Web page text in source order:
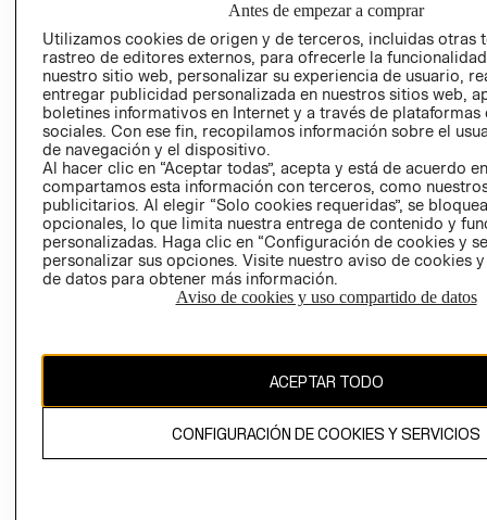
AVISO DE
COOKIES
LIBRO DE
Ecuador ($)
CAMBIAR REGIÓN
El contenido de esta página web está protegido por copyright y es
Antes de empezar a comprar
Utilizamos cookies de origen y de terceros, incluidas otras
rastreo de editores externos, para ofrecerle la
nuestro sitio web, personalizar su experiencia de usuario,
entregar publicidad personalizada en nuestros sitios web,
boletines informativos en Internet y a través de plataformas
sociales. Con ese fin, recopilamos información sobre el
de navegación y el dispositivo.
Al hacer clic en “Aceptar todas”, acepta y está de acuerdo
compartamos esta información con terceros, como
publicitarios. Al elegir “Solo cookies requeridas”, se
opcionales, lo que limita nuestra entrega de contenido y
personalizadas. Haga clic en “Configuración de cookies y
personalizar sus opciones. Visite nuestro aviso de cookies
de datos para obtener más información.
Aviso de cookies y uso compartido de datos
ACEPTAR TODO
CONFIGURACIÓN DE COOKIES Y SERVICIOS